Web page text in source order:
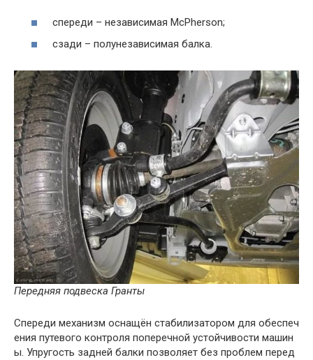
спереди – независимая McPherson;
сзади – полунезависимая балка.
Передняя подвеска Гранты
Спереди механизм оснащён стабилизатором для обеспеч
ения путевого контроля поперечной устойчивости машин
ы. Упругость задней балки позволяет без проблем перед